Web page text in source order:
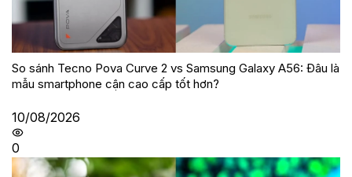
So sánh Tecno Pova Curve 2 vs Samsung Galaxy A56: Đâu là
mẫu smartphone cận cao cấp tốt hơn?
10/08/2026
0